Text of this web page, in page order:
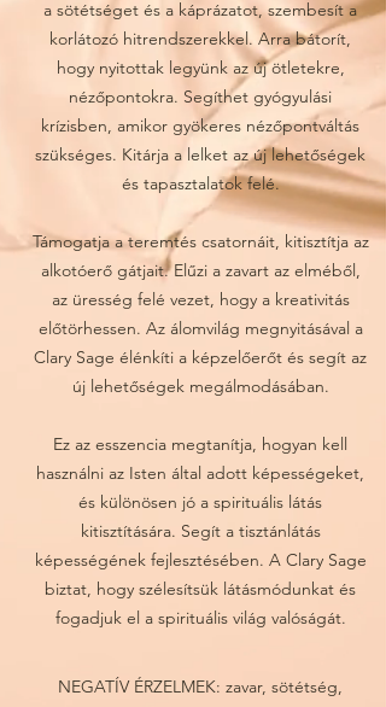
a sötétséget és a káprázatot, szembesít a
korlátozó hitrendszerekkel. Arra bátorít,
hogy nyitottak legyünk az új ötletekre,
nézőpontokra. Segíthet gyógyulási
krízisben, amikor gyökeres nézőpontváltás
szükséges. Kitárja a lelket az új lehetőségek
és tapasztalatok felé.
Támogatja a teremtés csatornáit, kitisztítja az
alkotóerő gátjait. Elűzi a zavart az elméből,
az üresség felé vezet, hogy a kreativitás
előtörhessen. Az álomvilág megnyitásával a
Clary Sage élénkíti a képzelőerőt és segít az
új lehetőségek megálmodásában.
Ez az esszencia megtanítja, hogyan kell
használni az Isten által adott képességeket,
és különösen jó a spirituális látás
kitisztítására. Segít a tisztánlátás
képességének fejlesztésében. A Clary Sage
biztat, hogy szélesítsük látásmódunkat és
fogadjuk el a spirituális világ valóságát.
NEGATÍV ÉRZELMEK: zavar, sötétség,